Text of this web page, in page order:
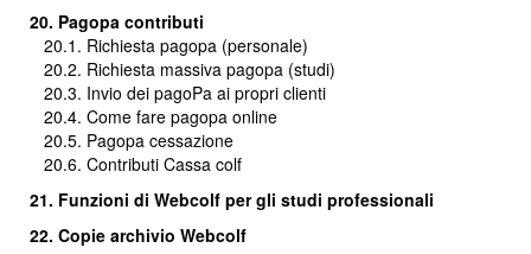
20. Pagopa contributi
20.1. Richiesta pagopa (personale)
20.2. Richiesta massiva pagopa (studi)
20.3. Invio dei pagoPa ai propri clienti
20.4. Come fare pagopa online
20.5. Pagopa cessazione
20.6. Contributi Cassa colf
21. Funzioni di Webcolf per gli studi professionali
22. Copie archivio Webcolf